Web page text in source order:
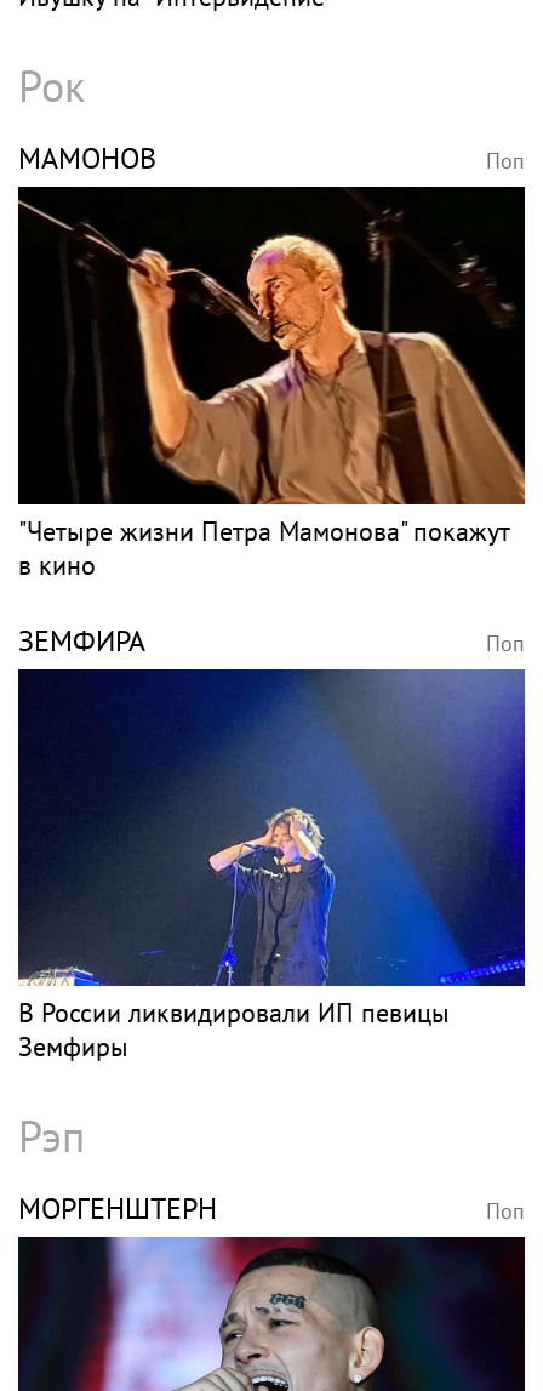
Рок
МАМОНОВ Поп
"Четыре жизни Петра Мамонова" покажут
в кино
ЗЕМФИРА Поп
В России ликвидировали ИП певицы
Земфиры
Рэп
МОРГЕНШТЕРН Поп